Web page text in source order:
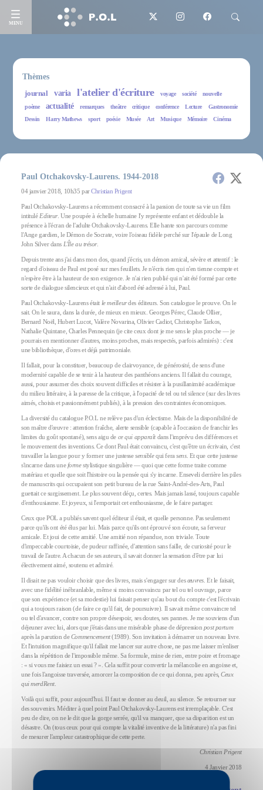
MENU
Thèmes
journal
varia l'atelier d'écriture voyage société
nouvelle
poème
actualité remarques theâtre critique conférence Lecture
Gastronomie
Dessin
Harry Mathews sport poésie Musée Art Musique Mémoire Cinéma
Paul Otchakovsky-Laurens. 1944-2018
04 janvier 2018, 10h35 parChristian Prigent
Paul Otchakovsky-Laurens a récemment consacré à la passion de toute sa vie un film
intitulé Editeur. Une poupée à échelle humaine l'y représente enfant et dédouble la
présence à l'écran de l'adulte Otchakovsky-Laurens. Elle hante son parcours comme
l'Ange gardien, le Démon de Socrate, voire l'oiseau fidèle perché sur l'épaule de Long
John Silver dans L'Île au trésor.
Depuis trente ans j'ai dans mon dos, quand j'écris, un démon amical, sévère et attentif : le
regard d'oiseau de Paul est posé sur mes feuillets. Je n'écris rien qui n'en tienne compte et
n'espère être à la hauteur de son exigence. Je n'ai rien publié qui n'ait été formé par cette
sorte de dialogue silencieux et qui n'ait d'abord été adressé à lui, Paul.
Paul Otchakovsky-Laurens était le meilleurdes éditeurs. Son catalogue le prouve. On le
sait. On le saura, dans la durée, de mieux en mieux. Georges Pérec, Claude Ollier,
Bernard Noël, Hubert Lucot, Valère Novarina, Olivier Cadiot, Christophe Tarkos,
Nathalie Quintane, Charles Pennequin (je cite ceux dont je me sens le plus proche — je
pourrais en mentionner d'autres, moins proches, mais respectés, parfois admirés) : c'est
une bibliothèque, d'ores et déjà patrimoniale.
Il fallait, pour la constituer, beaucoup de clairvoyance, de générosité, de sens d'une
modernité capable de se tenir à la hauteur des panthéons anciens. Il fallait du courage,
aussi, pour assumer des choix souvent difficiles et résister à la pusillanimité académique
du milieu littéraire, à la paresse de la critique, à l'opacité de tel ou tel silence (sur des livres
aimés, choisis et passionnément publiés), à la pression des contraintes économiques.
La diversité du catalogue P.O.L ne relève pas d'un éclectisme. Mais de la disponibilité de
son maître d'œuvre : attention fraîche, alerte sensible (capable à l'occasion de franchir les
limites du goût spontané), sens aigu de ce qui apparaît dans l'imprévu des différences et
le mouvement des inventions. Ce dont Paul était convaincu, c'est qu'être un écrivain, c'est
travailler la langue pour y former une justessesensiblequi ferasens. Et que cette justesse
s'incarne dans uneformestylistique singulière — quoi que cette forme traite comme
matériau et quelle que soit l'histoire ou la pensée qui s'y incarne. Enseveli derrière les piles
de manuscrits qui occupaient son petit bureau de la rue Saint-André-des-Arts, Paul
guettait ce surgissement. Le plus souvent déçu, certes. Mais jamais lassé, toujours capable
d'enthousiasme. Et joyeux, si l'emportait cet enthousiasme, de le faire partager.
Ceux que POL a publiés savent quel éditeur il était, et quelle personne. Pas seulement
parce qu'ils ont été élus par lui. Mais parce qu'ils ont éprouvé son écoute, sa ferveur
amicale. Et joui de cette amitié. Une amitié non répandue, non triviale. Toute
d'impeccable courtoisie, de pudeur raffinée, d'attention sans faille, de curiosité pour le
travail de l'autre. A chacun de ses auteurs, il savait donner la sensation d'être par lui
électivement aimé, soutenu et admiré.
Il disait ne pas vouloir choisir que des livres, mais s'engager sur desœuvres . Et le faisait,
avec une fidélité inébranlable, même si moins convaincu par tel ou tel ouvrage, parce
que son expérience (et sa modestie) lui faisait penser qu'au bout du compte c'est l'écrivain
qui a toujours raison (de faire ce qu'il fait, de poursuivre). Il savait même convaincre tel
ou tel d'avancer, contre son propre désespoir, ses doutes, ses pannes. Je me souviens d'un
déjeuner avec lui, alors que j'étais dans une misérable phase de dépression post partum
après la parution deCommencement(1989). Son invitation à démarrer un nouveau livre.
Et l'intuition magnifique qu'il fallait me lancer sur autre chose, ne pas me laisser m'enliser
dans la répétition de l'impossible même. Sa formule, mine de rien, entre poire et fromage
: « si vous me faisiez un essai ? ». Cela suffit pour convertir la mélancolie en angoisse et,
une fois l'angoisse traversée, amorcer la composition de ce qui donna, peu après,Ceux
qui merdRent.
Voilà qui suffit, pour aujourd'hui. Il faut se donner au deuil, au silence. Se retourner sur
des souvenirs. Méditer à quel point Paul Otchakovsky-Laurens est irremplaçable. C'est
peu de dire, on ne le dit que la gorge serrée, qu'il va manquer, que sa disparition est un
désastre. On (tous ceux pour qui compte la vitalité inventive de la littérature) n'a pas fini
de mesurer l'ampleur catastrophique de cette perte.
Christian Prigent
4 Janvier 2018